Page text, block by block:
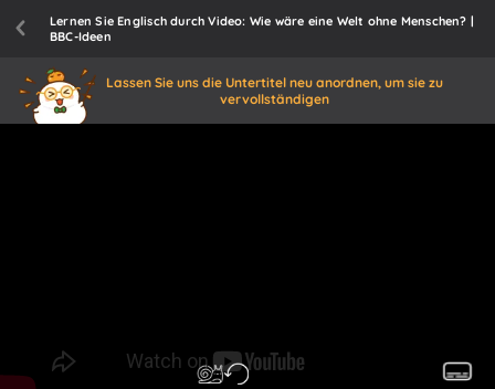
Lernen Sie Englisch durch Video: Wie wäre eine Welt ohne Menschen? |
BBC-Ideen
Lassen Sie uns die Untertitel neu anordnen, um sie zu
vervollständigen